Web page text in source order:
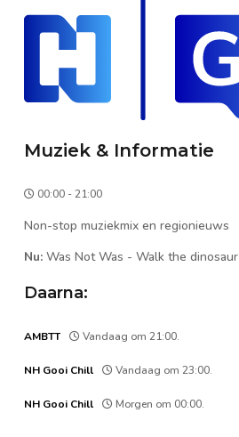
Muziek & Informatie
00:00 - 21:00
Non-stop muziekmix en regionieuws
Nu: Was Not Was - Walk the dinosaur
Daarna:
AMBTT Vandaag om 21:00.
NH Gooi Chill Vandaag om 23:00.
NH Gooi Chill Morgen om 00:00.